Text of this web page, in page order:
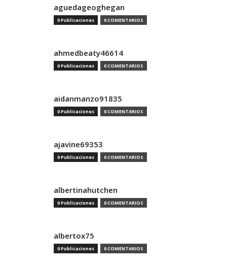
aguedageoghegan
0 Publicaciones 0 COMENTARIOS
ahmedbeaty46614
0 Publicaciones 0 COMENTARIOS
aidanmanzo91835
0 Publicaciones 0 COMENTARIOS
ajavine69353
0 Publicaciones 0 COMENTARIOS
albertinahutchen
0 Publicaciones 0 COMENTARIOS
albertox75
0 Publicaciones 0 COMENTARIOS